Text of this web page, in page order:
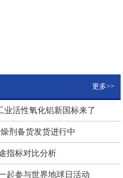
更多>>
业活性氧化铝新国标来了
剂备货发货进行中
指标对比分析
起参与世界地球日活动